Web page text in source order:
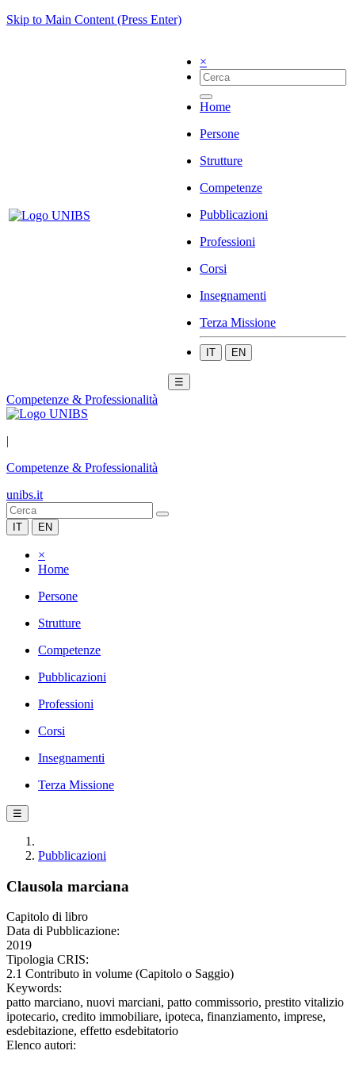
Skip to Main Content (Press Enter)
×
Home
Persone
Strutture
Competenze
Pubblicazioni
Professioni
Corsi
Insegnamenti
Terza Missione
IT EN
☰
Competenze & Professionalità
|
Competenze & Professionalità
unibs.it
IT EN
×
Home
Persone
Strutture
Competenze
Pubblicazioni
Professioni
Corsi
Insegnamenti
Terza Missione
☰
Pubblicazioni
Clausola marciana
Capitolo di libro
Data di Pubblicazione:
2019
Tipologia CRIS:
2.1 Contributo in volume (Capitolo o Saggio)
Keywords:
patto marciano, nuovi marciani, patto commissorio, prestito vitalizio
ipotecario, credito immobiliare, ipoteca, finanziamento, imprese,
esdebitazione, effetto esdebitatorio
Elenco autori: